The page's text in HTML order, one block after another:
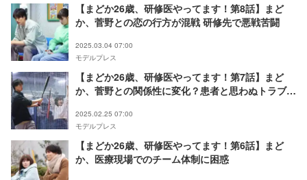
【まどか26歳、研修医やってます！第8話】まど
か、菅野との恋の行方が混戦 研修先で悪戦苦闘
2025.03.04 07:00
モデルプレス
【まどか26歳、研修医やってます！第7話】まど
か、菅野との関係性に変化？患者と思わぬトラブル
2025.02.25 07:00
モデルプレス
【まどか26歳、研修医やってます！第6話】まど
か、医療現場でのチーム体制に困惑